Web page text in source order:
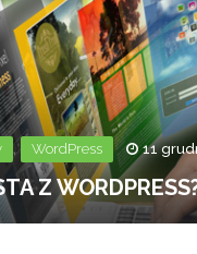
, WordPress 11
Z